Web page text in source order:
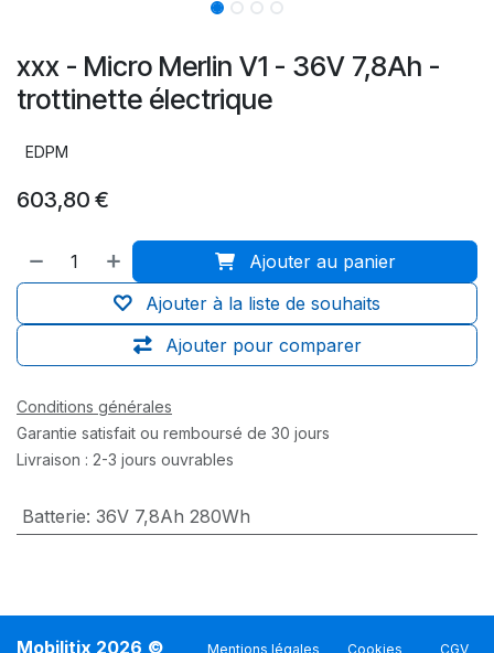
xxx - Micro Merlin V1 - 36V 7,8Ah -
trottinette électrique
EDPM
603,80 €
Ajouter au panier
Ajouter pour comparer
Ajouter à la liste de souhaits
Conditions générales
Garantie satisfait ou remboursé de 30 jours
Livraison : 2-3 jours ouvrables
Batterie: 36V 7,8Ah 280Wh
Mobilitix 2026 © Mentions légales Cookies CGV